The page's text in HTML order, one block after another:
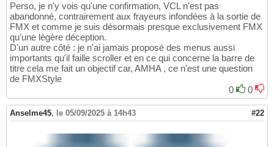
Perso, je n'y vois qu'une confirmation, VCL n'est pas
abandonné, contrairement aux frayeurs infondées à la sortie de
FMX et comme je suis désormais presque exclusivement FMX
qu'une lègère déception.
D'un autre côté : je n'ai jamais proposé des menus aussi
importants qu'il faille scroller et en ce qui concerne la barre de
titre cela me fait un objectif car, AMHA , ce n'est une question
de FMXStyle
0
0
Anselme45, le 05/09/2025 à 14h43 #22